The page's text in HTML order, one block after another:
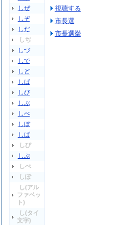
しぜ
しぞ
しだ
しぢ
しづ
しで
しど
しば
しび
しぶ
しべ
しぼ
しぱ
しぴ
しぷ
しぺ
しぽ
し(アル
ファベッ
ト)
し(タイ
文字)
視聴する
市長選
市長選挙